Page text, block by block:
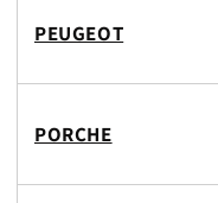
PEUGEOT
PORCHE